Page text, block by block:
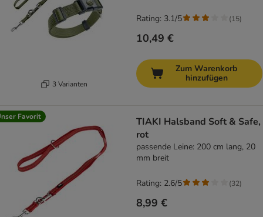
3 Varianten
10,49 €
Rating: 3.1/5 (15)
Zum Warenkorb
hinzufügen
Favorit
TIAKI Halsband Soft & Safe,
rot
passende Leine: 200 cm lang, 20
mm breit
8,99 €
Rating: 2.6/5 (32)